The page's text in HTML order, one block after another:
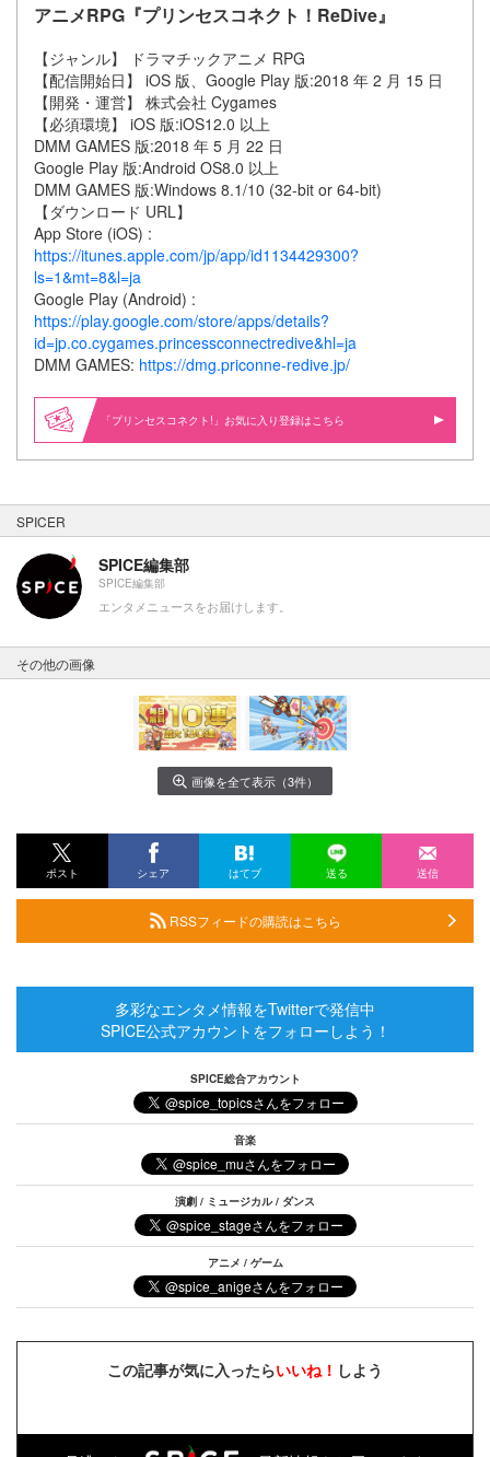
アニメRPG『プリンセスコネクト！ReDive』
【ジャンル】 ドラマチックアニメ RPG
【配信開始日】 iOS 版、Google Play 版:2018 年 2 月 15 日
【開発・運営】 株式会社 Cygames
【必須環境】 iOS 版:iOS12.0 以上
DMM GAMES 版:2018 年 5 月 22 日
Google Play 版:Android OS8.0 以上
DMM GAMES 版:Windows 8.1/10 (32-bit or 64-bit)
【ダウンロード URL】
App Store (iOS) :
https://itunes.apple.com/jp/app/id1134429300?
ls=1&mt=8&l=ja
Google Play (Android) :
https://play.google.com/store/apps/details?
id=jp.co.cygames.princessconnectredive&hl=ja
DMM GAMES: https://dmg.priconne-redive.jp/
「プリンセスコネクト!」お気に入り登録はこちら
SPICER
SPICE編集部
SPICE編集部
エンタメニュースをお届けします。
その他の画像
画像を全て表示（3件）
ポスト シェア はてブ 送る 送信
RSSフィードの購読はこちら
多彩なエンタメ情報をTwitterで発信中
SPICE公式アカウントをフォローしよう！
SPICE総合アカウント
音楽
演劇 / ミュージカル / ダンス
アニメ / ゲーム
この記事が気に入ったらいいね！ しよう